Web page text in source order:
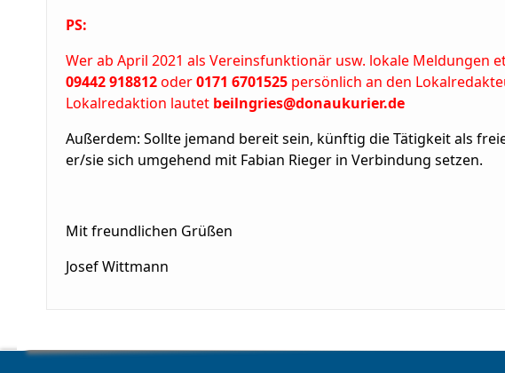
PS:
Wer ab April 2021 als Vereinsfunktionär usw. lokale Meldungen
09442 918812oder0171 6701525persönlich an den
Lokalredaktion lautet beilngries@donaukurier.de
Außerdem: Sollte jemand bereit sein, künftig die Tätigkeit als
er/sie sich umgehend mit Fabian Rieger in Verbindung setzen.
Mit freundlichen Grüßen
Josef Wittmann